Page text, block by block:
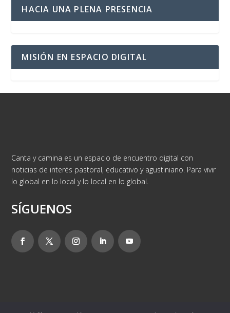
HACIA UNA PLENA PRESENCIA
MISIÓN EN ESPACIO DIGITAL
Canta y camina es un espacio de encuentro digital con
noticias de interés pastoral, educativo y agustiniano. Para vivir
lo global en lo local y lo local en lo global.
SÍGUENOS